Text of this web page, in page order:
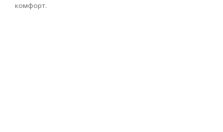
комфорт.